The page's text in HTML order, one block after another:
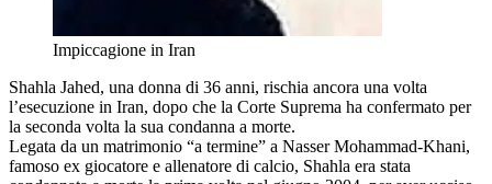
Impiccagione in Iran
Shahla Jahed, una donna di 36 anni, rischia ancora una volta
l’esecuzione in Iran, dopo che la Corte Suprema ha confermato per
la seconda volta la sua condanna a morte.
Legata da un matrimonio “a termine” a Nasser Mohammad-Khani,
famoso ex giocatore e allenatore di calcio, Shahla era stata